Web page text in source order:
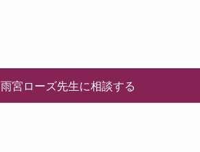
雨宮ローズ先生に相談する